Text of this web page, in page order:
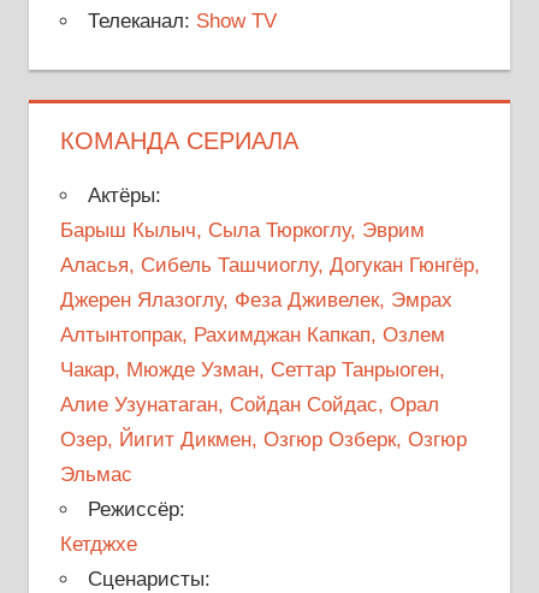
Телеканал: Show TV
КОМАНДА СЕРИАЛА
Актёры:
Барыш Кылыч, Сыла Тюркоглу, Эврим
Аласья, Сибель Ташчиоглу, Догукан Гюнгёр,
Джерен Ялазоглу, Феза Дживелек, Эмрах
Алтынтопрак, Рахимджан Капкап, Озлем
Чакар, Мюжде Узман, Сеттар Танрыоген,
Алие Узунатаган, Сойдан Сойдас, Орал
Озер, Йигит Дикмен, Озгюр Озберк, Озгюр
Эльмас
Режиссёр:
Кетджхе
Сценаристы: